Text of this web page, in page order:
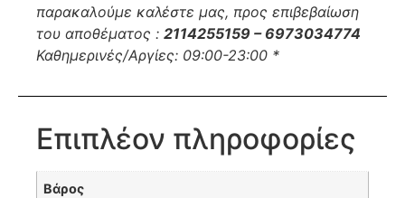
παρακαλούμε καλέστε μας, προς επιβεβαίωση
του αποθέματος : 2114255159 – 6973034774
Καθημερινές/Αργίες: 09:00-23:00 *
Επιπλέον πληροφορίες
Βάρος